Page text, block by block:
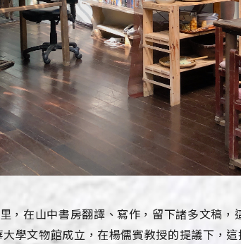
，在山中書房翻譯、寫作，留下諸多文稿
學文物館成立，在楊儒賓教授的提議下，